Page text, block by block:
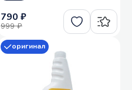
790 ₽
999 ₽
оригинал